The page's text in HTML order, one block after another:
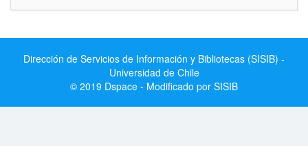
Dirección de Servicios de Información y Bibliotecas (SISIB) -
Universidad de Chile
© 2019 Dspace - Modificado por SISIB